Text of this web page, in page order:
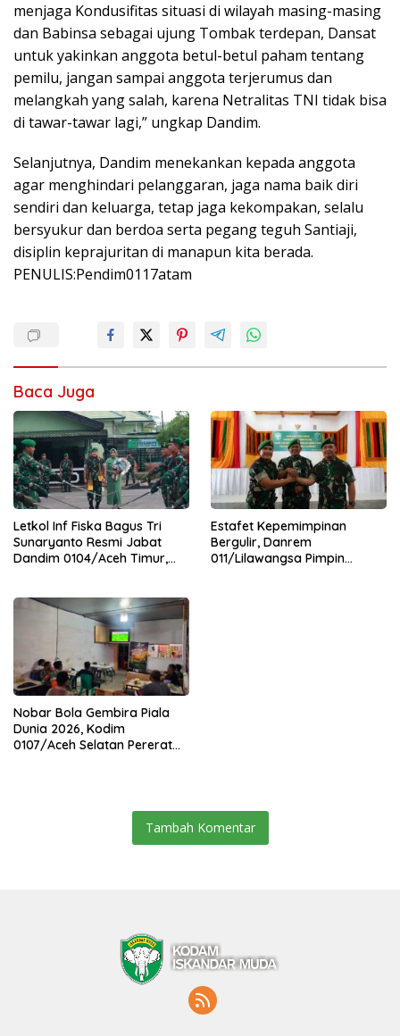
menjaga Kondusifitas situasi di wilayah masing-masing
dan Babinsa sebagai ujung Tombak terdepan, Dansat
untuk yakinkan anggota betul-betul paham tentang
pemilu, jangan sampai anggota terjerumus dan
melangkah yang salah, karena Netralitas TNI tidak bisa
di tawar-tawar lagi,” ungkap Dandim.
Selanjutnya, Dandim menekankan kepada anggota
agar menghindari pelanggaran, jaga nama baik diri
sendiri dan keluarga, tetap jaga kekompakan, selalu
bersyukur dan berdoa serta pegang teguh Santiaji,
disiplin keprajuritan di manapun kita berada.
PENULIS:Pendim0117atam
Baca Juga
Letkol Inf Fiska Bagus Tri
Sunaryanto Resmi Jabat
Dandim 0104/Aceh Timur,
0104/Atim
Estafet Kepemimpinan
Bergulir, Danrem
011/Lilawangsa Pimpin
Nobar Bola Gembira Piala
Dunia 2026, Kodim
0107/Aceh Selatan Pererat
Tambah Komentar